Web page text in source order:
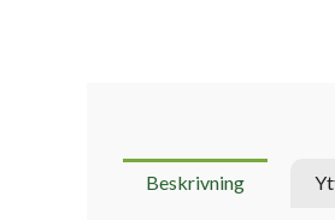
Beskrivning